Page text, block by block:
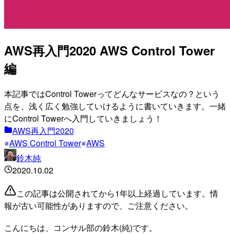
AWS再入門2020 AWS Control Tower
編
本記事ではControl Towerってどんなサービスなの？という
点を、浅く広く勉強していけるように書いていきます。一緒
にControl Towerへ入門していきましょう！
AWS再入門2020
AWS Control Tower AWS
鈴木純
2020.10.02
この記事は公開されてから1年以上経過しています。情
報が古い可能性がありますので、ご注意ください。
こんにちは、コンサル部の鈴木(純)です。